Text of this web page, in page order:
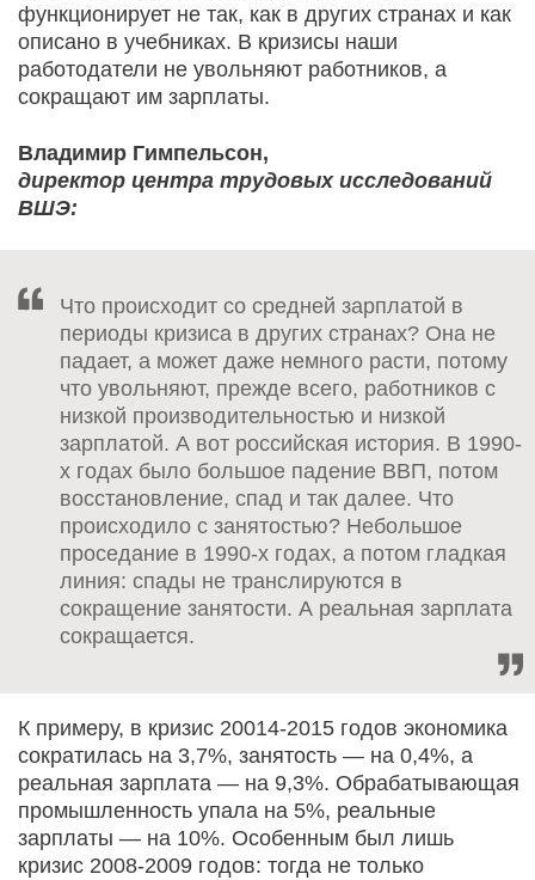
функционирует не так, как в других странах и как
описано в учебниках. В кризисы наши
работодатели не увольняют работников, а
сокращают им зарплаты.
Владимир Гимпельсон,
директор центра трудовых исследований
ВШЭ:
Что происходит со средней зарплатой в
периоды кризиса в других странах? Она не
падает, а может даже немного расти, потому
что увольняют, прежде всего, работников с
низкой производительностью и низкой
зарплатой. А вот российская история. В 1990-
х годах было большое падение ВВП, потом
восстановление, спад и так далее. Что
происходило с занятостью? Небольшое
проседание в 1990-х годах, а потом гладкая
линия: спады не транслируются в
сокращение занятости. А реальная зарплата
сокращается.
К примеру, в кризис 20014-2015 годов экономика
сократилась на 3,7%, занятость — на 0,4%, а
реальная зарплата — на 9,3%. Обрабатывающая
промышленность упала на 5%, реальные
зарплаты — на 10%. Особенным был лишь
кризис 2008-2009 годов: тогда не только